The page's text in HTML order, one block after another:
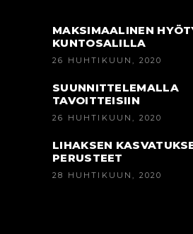
MAKSIMAALINEN
KUNTOSALILLA
26 HUHTIKUUN, 2020
SUUNNITTELEMALLA
TAVOITTEISIIN
26 HUHTIKUUN, 2020
LIHAKSEN
PERUSTEET
28 HUHTIKUUN, 2020